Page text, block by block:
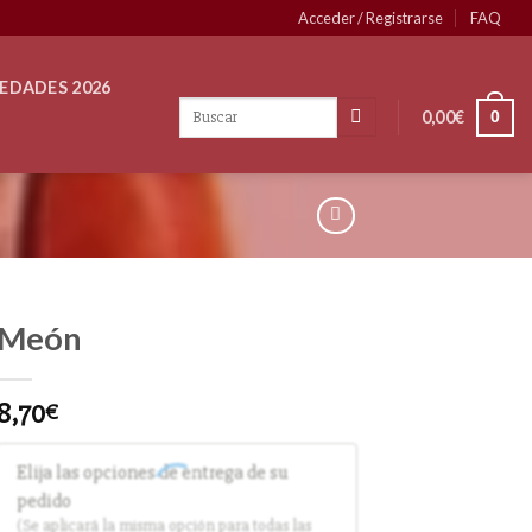
Acceder / Registrarse FAQ
2026
0,00€ 0
Meón
€
Elija las opciones de entrega de su
pedido
(Se aplicará la misma opción para todas las